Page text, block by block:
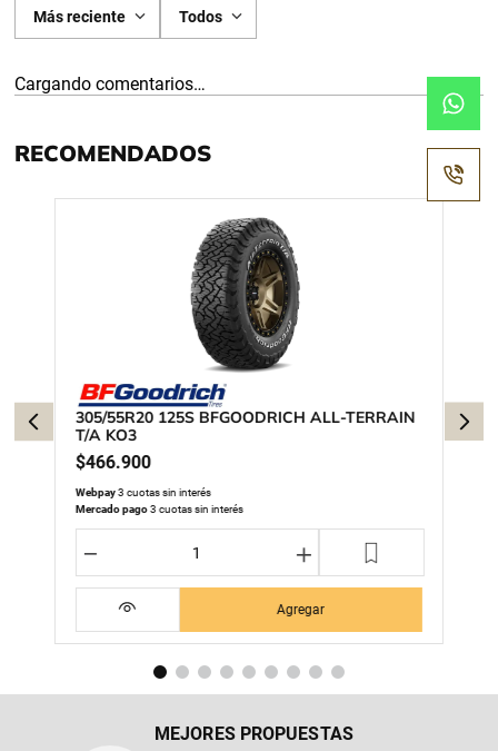
Más reciente Todos
Cargando comentarios…
RECOMENDADOS
305/55R20 125S BFGOODRICH ALL-TERRAIN
T/A KO3
$466.900
Webpay3 cuotas sin interés
Mercado pago3 cuotas sin interés
＋
－
Agregar
MEJORES PROPUESTAS